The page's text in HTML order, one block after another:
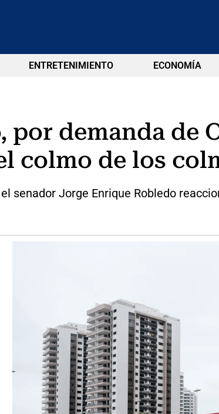
ENTRETENIMIENTO ECONOMÍA
por demanda de
colmo de los
senador Jorge Enrique Robledo